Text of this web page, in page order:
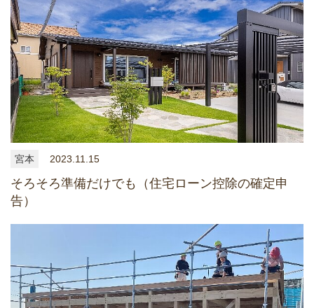
宮本 2023.11.15
そろそろ準備だけでも（住宅ローン控除の確定申
告）